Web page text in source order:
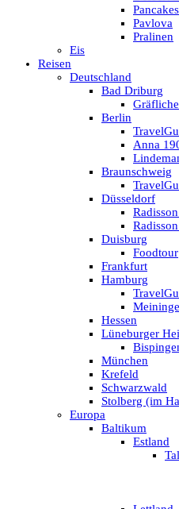
Pancakes
Pavlova
Pralinen
Eis
Reisen
Deutschland
Bad Driburg
Berlin
Anna
Braunschweig
Düsseldorf
Duisburg
Foodtour
Frankfurt
Hamburg
Hessen
Lüneburger
München
Krefeld
Schwarzwald
Stolberg (im
Europa
Baltikum
Estland